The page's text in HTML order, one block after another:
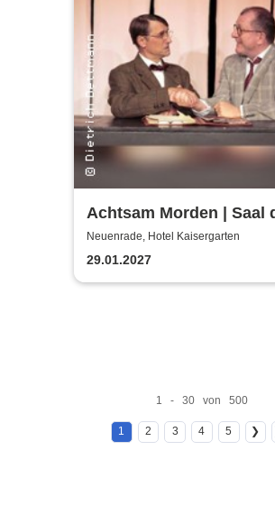
Achtsam Morden | Saal
Hotels Kaisergarten
Neuenrade, Hotel Kaisergarten
29.01.2027
1 - 30 von 500
1 2 3 4 5 ❯